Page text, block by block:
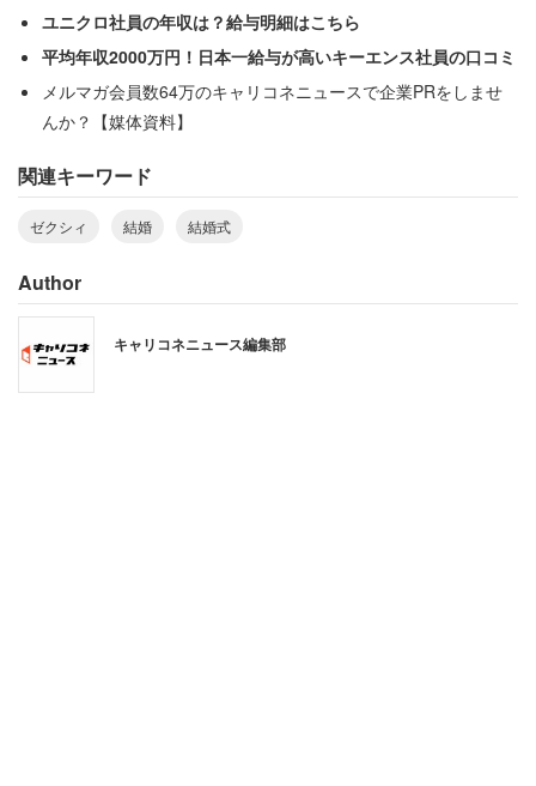
ユニクロ社員の年収は？給与明細はこちら
平均年収2000万円！日本一給与が高いキーエンス社員の口コミ
メルマガ会員数64万のキャリコネニュースで企業PRをしませ
んか？【媒体資料】
関連キーワード
ゼクシィ 結婚 結婚式
Author
キャリコネニュース編集部